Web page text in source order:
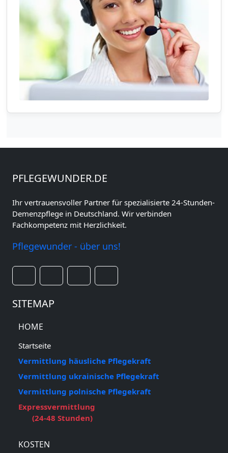
PFLEGEWUNDER.DE
Ihr vertrauensvoller Partner für spezialisierte 24-Stunden-
Demenzpflege in Deutschland. Wir verbinden
Fachkompetenz mit Herzlichkeit.
Pflegewunder - über uns!
SITEMAP
HOME
Startseite
Vermittlung häusliche Pflegekraft
Vermittlung ukrainische Pflegekraft
Vermittlung polnische Pflegekraft
Expressvermittlung
(24-48 Stunden)
KOSTEN